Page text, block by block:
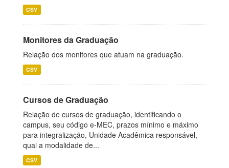
CSV
Monitores da Graduação
Relação dos monitores que atuam na graduação.
CSV
Cursos de Graduação
Relação de cursos de graduação, identificando o
campus, seu código e-MEC, prazos mínimo e máximo
para integralização, Unidade Acadêmica responsável,
qual a modalidade de...
CSV